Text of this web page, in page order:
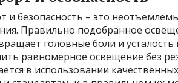
и безопасность – это
Правильно подобранное
головные боли и
равномерное освещение без
в использовании